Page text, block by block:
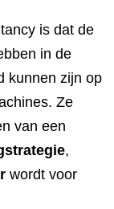
is dat de
in de
kunnen zijn op
Ze
van een
,
wordt voor